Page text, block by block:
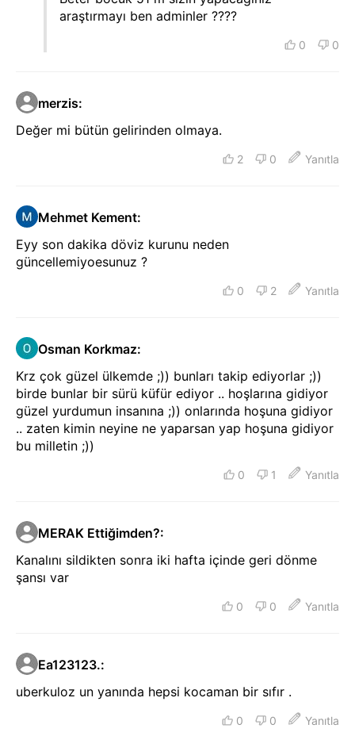
araştırmayı ben adminler ????
0 0
merzis:
Değer mi bütün gelirinden olmaya.
2 0 Yanıtla
Mehmet Kement:
Eyy son dakika döviz kurunu neden
güncellemiyoesunuz ?
0 2 Yanıtla
Osman Korkmaz:
Krz çok güzel ülkemde ;)) bunları takip ediyorlar ;))
birde bunlar bir sürü küfür ediyor .. hoşlarına gidiyor
güzel yurdumun insanına ;)) onlarında hoşuna gidiyor
.. zaten kimin neyine ne yaparsan yap hoşuna gidiyor
bu milletin ;))
0 1 Yanıtla
MERAK Ettiğimden?:
Kanalını sildikten sonra iki hafta içinde geri dönme
şansı var
0 0 Yanıtla
Ea123123.:
uberkuloz un yanında hepsi kocaman bir sıfır .
0 0 Yanıtla